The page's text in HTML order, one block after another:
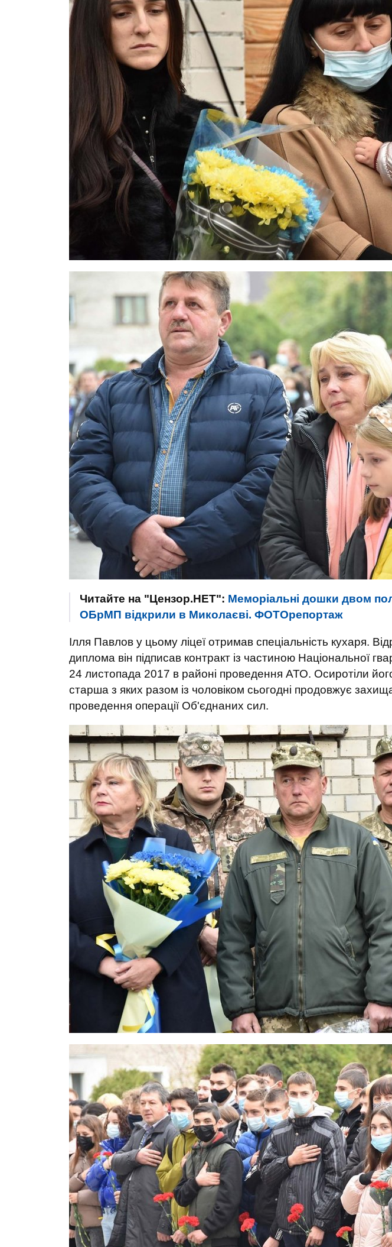
Читайте на "Цензор.НЕТ": Меморіальні дошки двом
ОБрМП відкрили в Миколаєві. ФОТОрепортаж
Ілля Павлов у цьому ліцеї отримав спеціальність кухаря.
диплома він підписав контракт із частиною Національної
24 листопада 2017 в районі проведення АТО. Осиротіли його
старша з яких разом із чоловіком сьогодні продовжує
проведення операції Об'єднаних сил.